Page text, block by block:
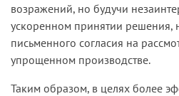
возражений, но будучи
ускоренном принятии решения,
письменного согласия на
упрощенном производстве.
Таким образом, в целях более